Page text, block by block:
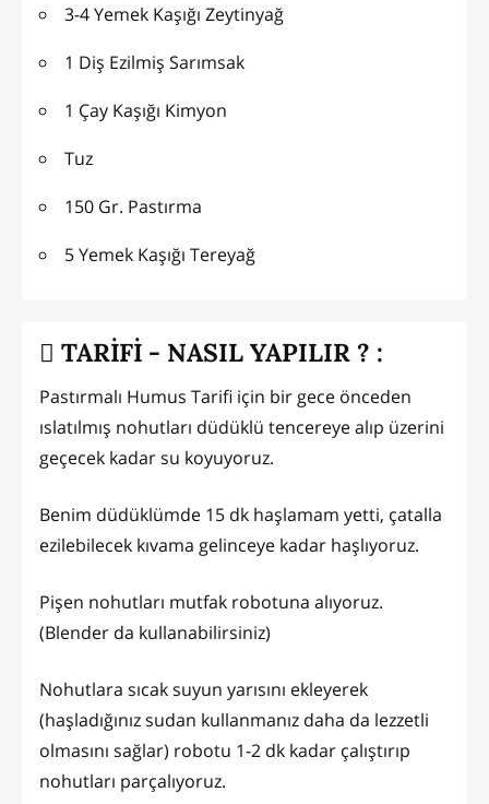
3-4 Yemek Kaşığı Zeytinyağ
1 Diş Ezilmiş Sarımsak
1 Çay Kaşığı Kimyon
Tuz
150 Gr. Pastırma
5 Yemek Kaşığı Tereyağ
TARİFİ - NASIL YAPILIR ? :
Pastırmalı Humus Tarifi için bir gece önceden
ıslatılmış nohutları düdüklü tencereye alıp üzerini
geçecek kadar su koyuyoruz.
Benim düdüklümde 15 dk haşlamam yetti, çatalla
ezilebilecek kıvama gelinceye kadar haşlıyoruz.
Pişen nohutları mutfak robotuna alıyoruz.
(Blender da kullanabilirsiniz)
Nohutlara sıcak suyun yarısını ekleyerek
(haşladığınız sudan kullanmanız daha da lezzetli
olmasını sağlar) robotu 1-2 dk kadar çalıştırıp
nohutları parçalıyoruz.